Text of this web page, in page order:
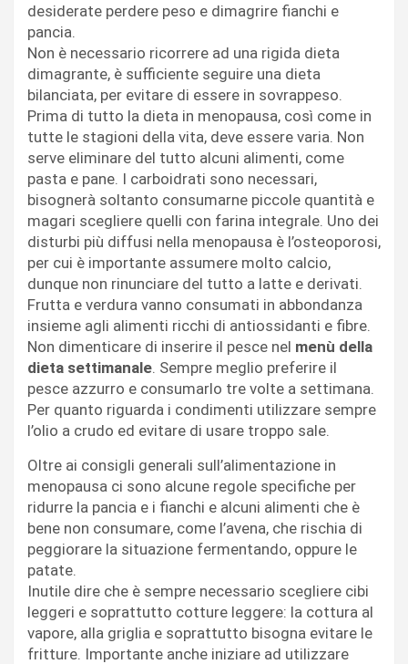
desiderate perdere peso e dimagrire fianchi e
pancia.
Non è necessario ricorrere ad una rigida dieta
dimagrante, è sufficiente seguire una dieta
bilanciata, per evitare di essere in sovrappeso.
Prima di tutto la dieta in menopausa, così come in
tutte le stagioni della vita, deve essere varia. Non
serve eliminare del tutto alcuni alimenti, come
pasta e pane. I carboidrati sono necessari,
bisognerà soltanto consumarne piccole quantità e
magari scegliere quelli con farina integrale. Uno dei
disturbi più diffusi nella menopausa è l’osteoporosi,
per cui è importante assumere molto calcio,
dunque non rinunciare del tutto a latte e derivati.
Frutta e verdura vanno consumati in abbondanza
insieme agli alimenti ricchi di antiossidanti e fibre.
Non dimenticare di inserire il pesce nel menù della
dieta settimanale. Sempre meglio preferire il
pesce azzurro e consumarlo tre volte a settimana.
Per quanto riguarda i condimenti utilizzare sempre
l’olio a crudo ed evitare di usare troppo sale.
Oltre ai consigli generali sull’alimentazione in
menopausa ci sono alcune regole specifiche per
ridurre la pancia e i fianchi e alcuni alimenti che è
bene non consumare, come l’avena, che rischia di
peggiorare la situazione fermentando, oppure le
patate.
Inutile dire che è sempre necessario scegliere cibi
leggeri e soprattutto cotture leggere: la cottura al
vapore, alla griglia e soprattutto bisogna evitare le
fritture. Importante anche iniziare ad utilizzare